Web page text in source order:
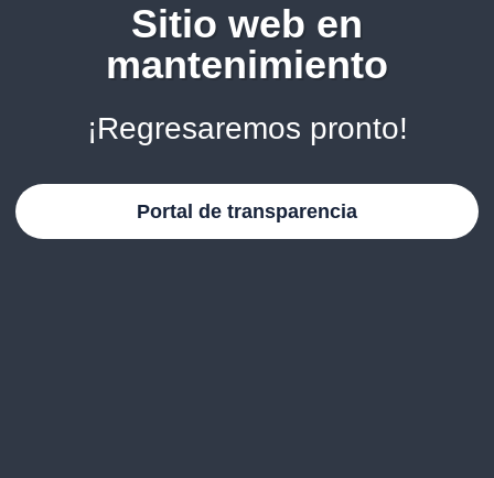
Sitio web en
mantenimiento
¡Regresaremos pronto!
Portal de transparencia